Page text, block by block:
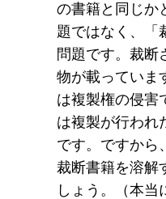
の書籍と同じか
題ではなく、「
問題です。裁断
物が載っていま
は複製権の侵害
は複製が行われ
です。ですから
裁断書籍を溶解
しょう。（本当